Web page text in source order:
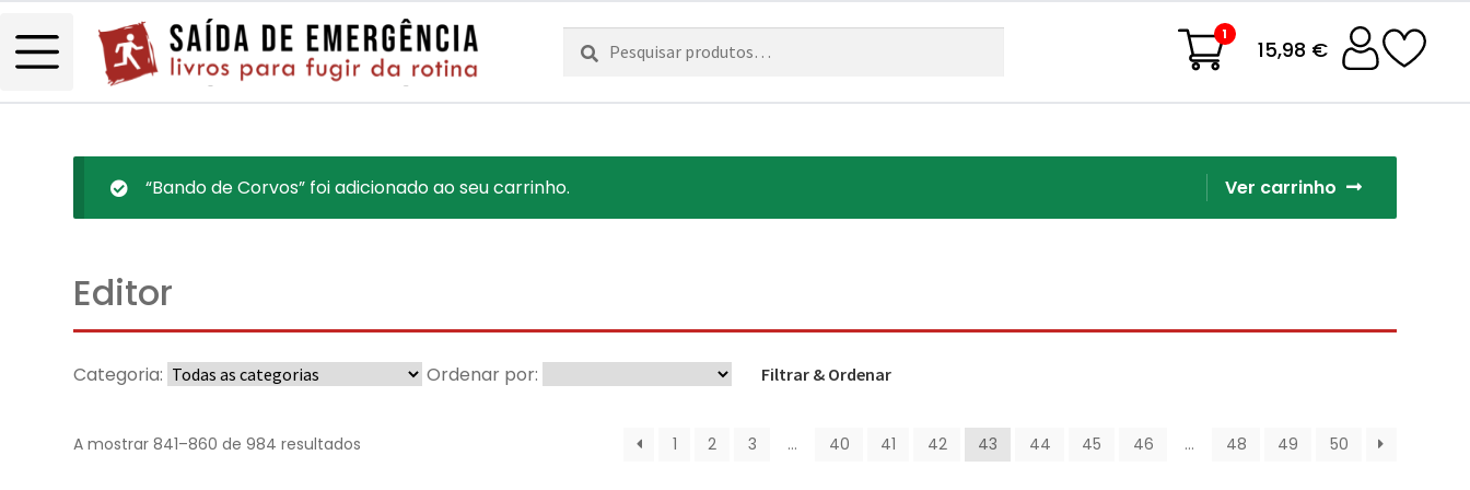
Pesquisar
por:
Pesquisa 1
15,98 €
Ver carrinho
“Bando de Corvos” foi adicionado ao seu carrinho.
Editor
Categoria: Ordenar por: Filtrar & Ordenar
A mostrar 841–860 de 984 resultados 1 2 3 … 40 41 42 43 44 45 46 … 48 49 50